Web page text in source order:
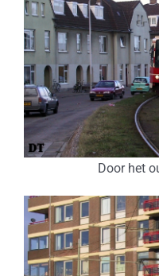
Door het